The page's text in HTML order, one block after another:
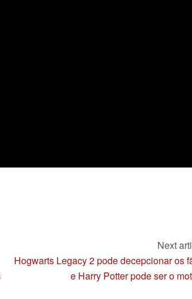
Next
Hogwarts Legacy 2 pode decepcionar os
e Harry Potter pode ser o